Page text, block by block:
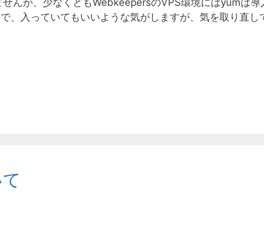
、入っていてもいいような気がしますが、気を取り直し